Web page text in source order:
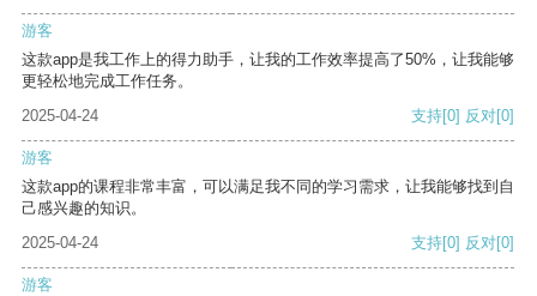
游客
这款app是我工作上的得力助手，让我的工作效率提高了50%，让我能够
更轻松地完成工作任务。
2025-04-24
支持[0] 反对[0]
游客
这款app的课程非常丰富，可以满足我不同的学习需求，让我能够找到自
己感兴趣的知识。
2025-04-24
支持[0] 反对[0]
游客